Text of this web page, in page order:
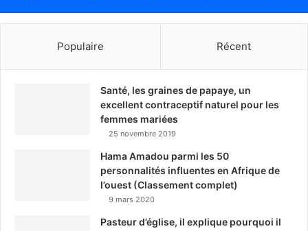
Populaire Récent
Santé, les graines de papaye, un
excellent contraceptif naturel pour les
femmes mariées
25 novembre 2019
Hama Amadou parmi les 50
personnalités influentes en Afrique de
l’ouest (Classement complet)
9 mars 2020
Pasteur d’église, il explique pourquoi il